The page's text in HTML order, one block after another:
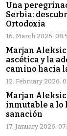
Una
Serbia:
Ortodoxia
16. March 2026.
Marjan
ascética y la
camino hacia
12. February 2026.
Marjan
inmutable a lo
sanación
17. January 2026.